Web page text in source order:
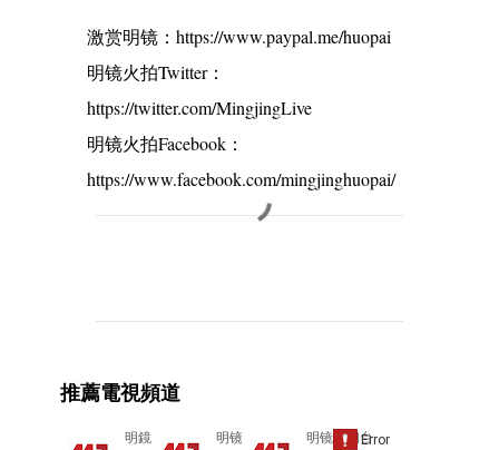
激赏明镜：https://www.paypal.me/huopai
明镜火拍Twitter：
https://twitter.com/MingjingLive
明镜火拍Facebook：
https://www.facebook.com/mingjinghuopai/
n
t
推薦電視頻道